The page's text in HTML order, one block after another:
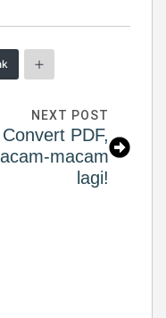
NEXT POST
PDF,
macam
lagi!